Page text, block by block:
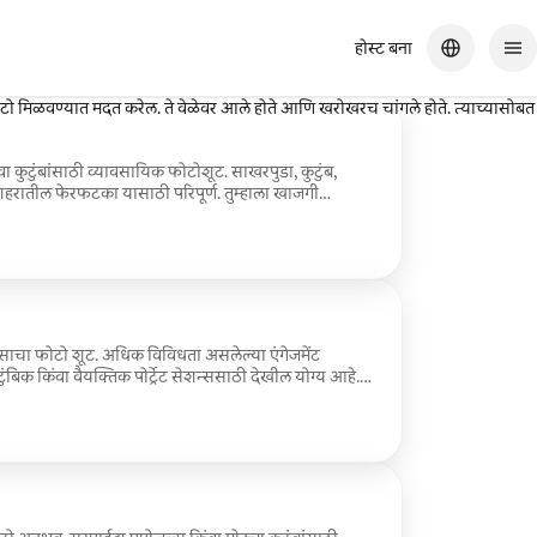
होस्ट बना
कुटुंबांसाठी व्यावसायिक फोटोशूट. साखरपुडा, कुटुंब,
फेरफटका यासाठी परिपूर्ण. तुम्हाला खाजगी
फोटो मिळतील. व्यावसायिक रंग आणि प्रकाश सुधारणा
नाही.
फोटो शूट. अधिक विविधता असलेल्या एंगेजमेंट
किंवा वैयक्तिक पोर्ट्रेट सेशन्ससाठी देखील योग्य आहे.
संपादित उच्च-रिझोल्यूशन फोटो मिळतील. टीप: लोकेशन
मिळवण्यात मदत करेल. ते वेळेवर आले होते आणि खरोखरच चांगले होते. त्याच्यासोबत